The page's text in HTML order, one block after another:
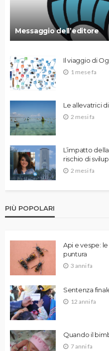
Messaggio dell’editore
Il viaggio di
1 mese fa
Le allevatrici
2 mesi fa
L’impatto
rischio di
2 mesi fa
PIÙ POPOLARI
Api e vespe:
puntura
3 anni fa
Sentenza
12 anni fa
Quando il
7 anni fa